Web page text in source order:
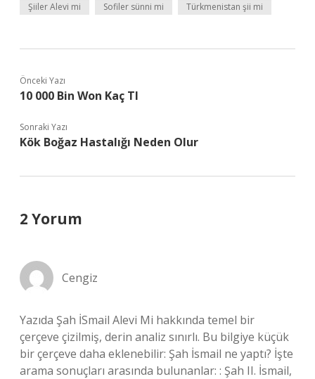
Şiiler Alevi mi Sofiler sünni mi Türkmenistan şii mi
Önceki Yazı
10 000 Bin Won Kaç Tl
Sonraki Yazı
Kök Boğaz Hastalığı Neden Olur
2 Yorum
Cengiz
Yazıda Şah İSmail Alevi Mi hakkında temel bir
çerçeve çizilmiş, derin analiz sınırlı. Bu bilgiye küçük
bir çerçeve daha eklenebilir: Şah İsmail ne yaptı? İşte
arama sonuçları arasında bulunanlar: : Şah II. İsmail,